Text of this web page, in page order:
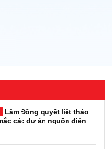
Lâm Đồng quyết liệt tháo
các dự án nguồn điện